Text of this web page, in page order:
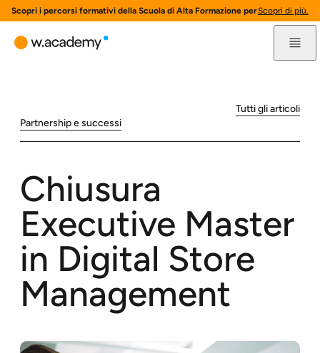
Scopri i percorsi formativi della Scuola di Alta Formazione per l'innovazione
Scopri di più.
Partnership e successi
Tutti gli articoli
Chiusura
Executive Master
in Digital Store
Management